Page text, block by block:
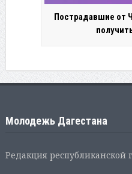
Пострадавшие от
Молодежь Дагестана
Редакция республиканской